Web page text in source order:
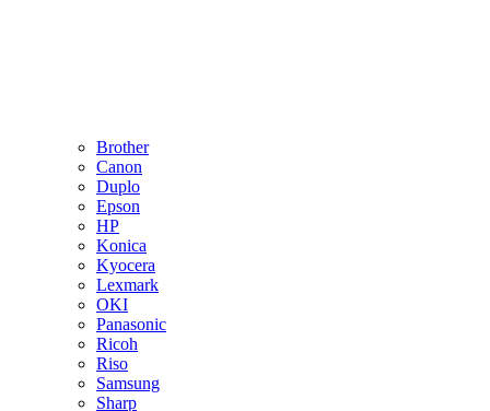
Brother
Canon
Duplo
Epson
HP
Konica
Kyocera
Lexmark
OKI
Panasonic
Ricoh
Riso
Samsung
Sharp